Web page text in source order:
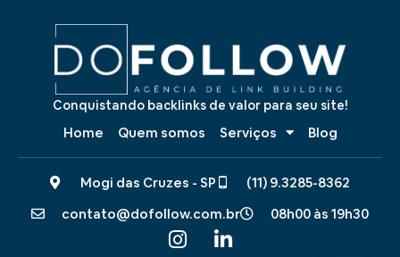
Conquistando backlinks de valor para seu site!
Home Quem somos Serviços Blog
Mogi das Cruzes - SP
(11) 9.3285-8362
contato@dofollow.com.br
08h00 às 19h30